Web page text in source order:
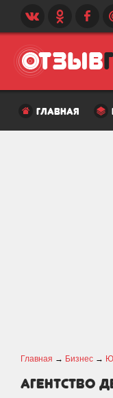
главная
Главная → Бизнес →
Агентство